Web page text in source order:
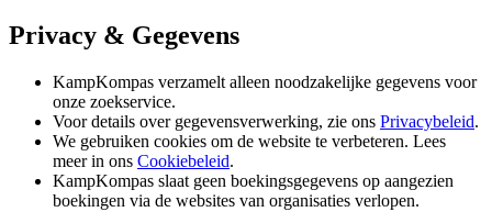
Privacy & Gegevens
KampKompas verzamelt alleen noodzakelijke gegevens voor
onze zoekservice.
Voor details over gegevensverwerking, zie ons Privacybeleid.
We gebruiken cookies om de website te verbeteren. Lees
meer in ons Cookiebeleid.
KampKompas slaat geen boekingsgegevens op aangezien
boekingen via de websites van organisaties verlopen.